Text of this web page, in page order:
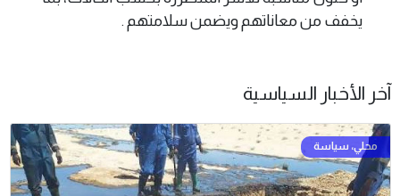
يخفف من معاناتهم ويضمن سلامتهم .
آخر الأخبار السياسية